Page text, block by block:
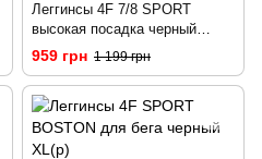
Леггинсы 4F 7/8 SPORT
высокая посадка черный
XS(р)
959 грн 1 199 грн